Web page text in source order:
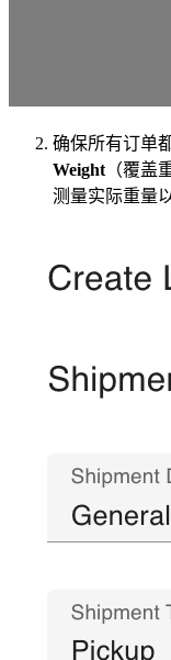
确保所有订单
Weight （覆盖
测量实际重量